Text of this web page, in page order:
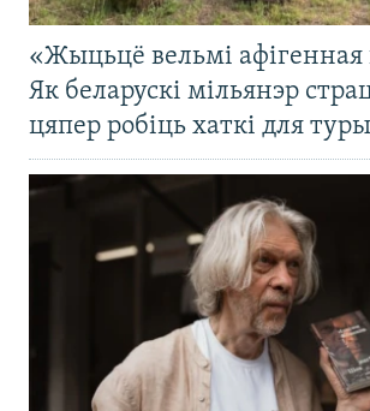
«Жыцьцё вельмі
Як беларускі мільянэр
цяпер робіць хаткі для